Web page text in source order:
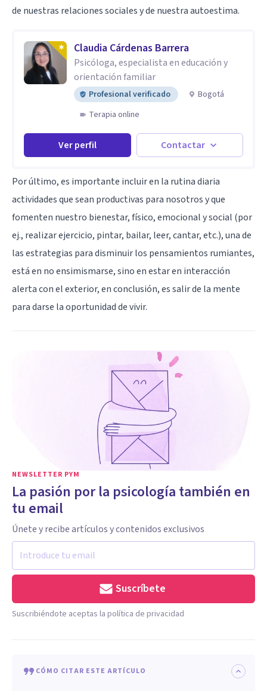
de nuestras relaciones sociales y de nuestra autoestima.
Claudia Cárdenas Barrera
Psicóloga, especialista en educación y
orientación familiar
Profesional verificado
Bogotá
Terapia online
Ver perfil Contactar
Por último, es importante incluir en la rutina diaria
actividades que sean productivas para nosotros y que
fomenten nuestro bienestar, físico, emocional y social (por
ej., realizar ejercicio, pintar, bailar, leer, cantar, etc.), una de
las estrategias para disminuir los pensamientos rumiantes,
está en no ensimismarse, sino en estar en interacción
alerta con el exterior, en conclusión, es salir de la mente
para darse la oportunidad de vivir.
NEWSLETTER PYM
La pasión por la psicología también en
tu email
Únete y recibe artículos y contenidos exclusivos
Suscríbete
Suscribiéndote aceptas la política de privacidad
CÓMO CITAR ESTE ARTÍCULO